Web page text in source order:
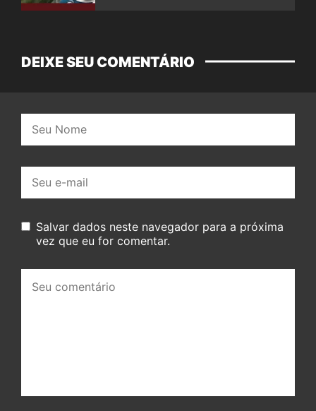
DEIXE SEU COMENTÁRIO
mail:
Salvar dados neste navegador para a próxima
vez que eu for comentar.
comentário: